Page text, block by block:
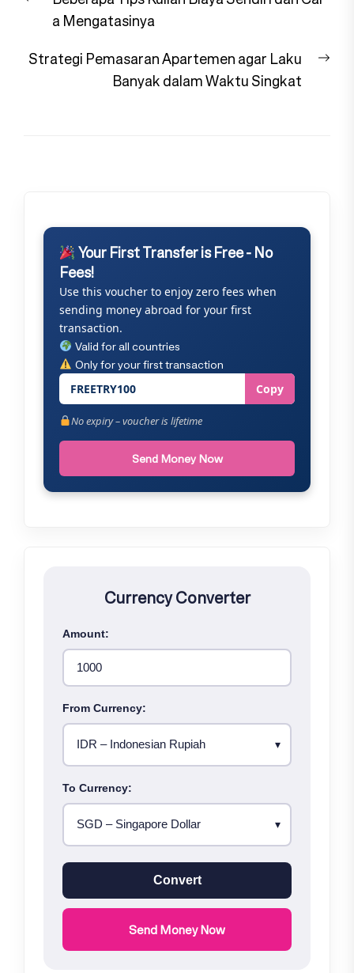
pos
post:a Mengatasinya
Strategi Pemasaran Apartemen agar Laku
Banyak dalam Waktu Singkat
Your First Transfer is Free - No
Fees!
Use this voucher to enjoy zero fees when
sending money abroad for your first
transaction.
Valid for all countries
Only for your first transaction
FREETRY100 Copy
No expiry – voucher is lifetime
Send Money Now
Currency Converter
Amount:
From Currency:
To Currency:
Convert
Send Money Now